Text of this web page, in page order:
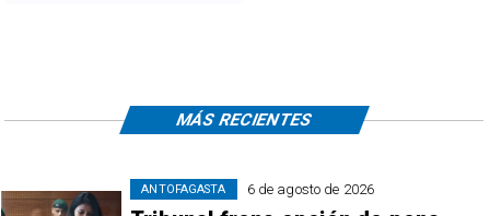
6 de agosto de 2026
ANTOFAGASTA
MÁS RECIENTES